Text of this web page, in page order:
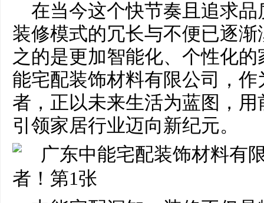
在当今这个快节奏且追求
装修模式的冗长与不便已逐
之的是更加智能化、个性化
能宅配装饰材料有限公司，
者，正以未来生活为蓝图，
引领家居行业迈向新纪元。